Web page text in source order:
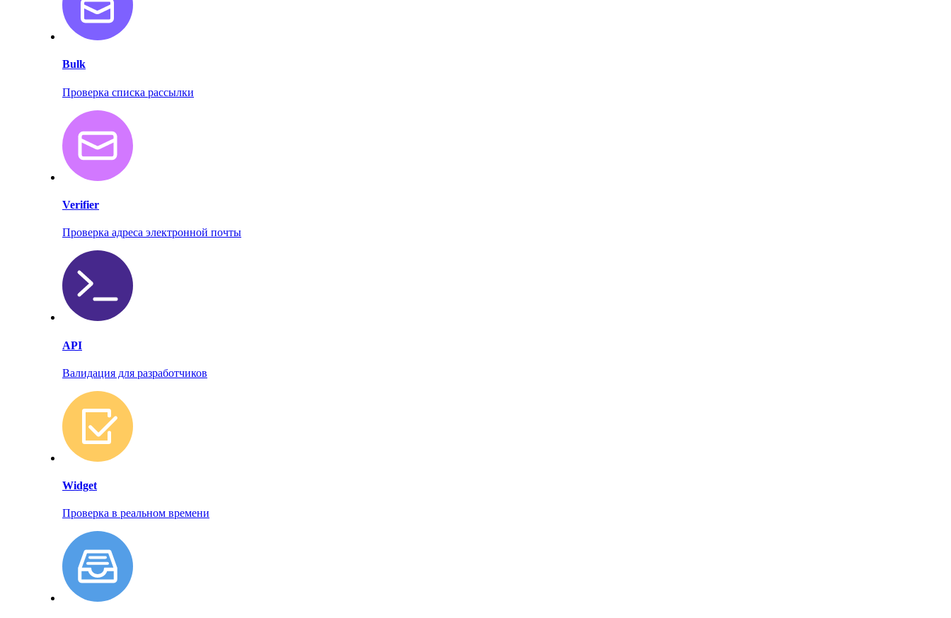
Bulk
Проверка списка рассылки
Verifier
Проверка адреса электронной почты
API
Валидация для разработчиков
Widget
Проверка в реальном времени